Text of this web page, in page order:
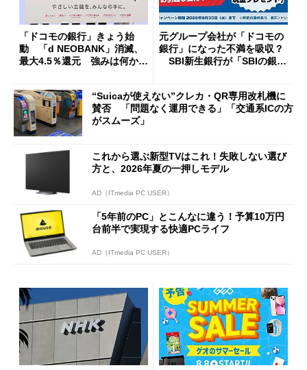
「ドコモの銀行」きょう始
動 「d NEOBANK」消滅、
最大4.5％還元 強みは何か解
元グループ会社が「ドコモの
銀行」になった不満を吸収？
SBI新生銀行が「SBIの銀
開催
“Suicaが使えない”クレカ・QR専用改札機に
賛否 「問題なく運用できる」「交通系ICの方
がスムーズ」
これから選ぶ新型TVはこれ！失敗しない選び
方と、2026年夏の一押しモデル
AD（ITmedia PC USER）
「5年前のPC」とこんなに違う！予算10万円
台前半で実現する快適PCライフ
AD（ITmedia PC USER）